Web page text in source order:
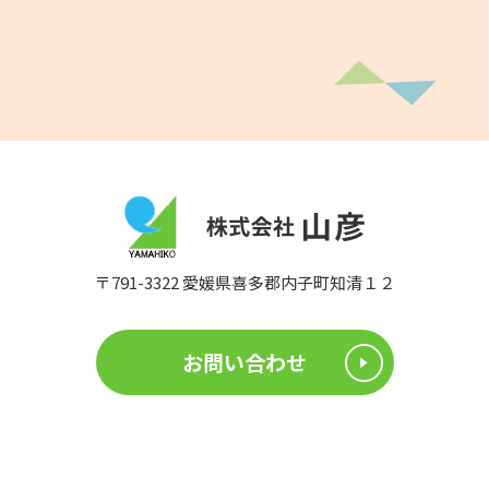
〒791-3322 愛媛県喜多郡内子町知清１２
お問い合わせ